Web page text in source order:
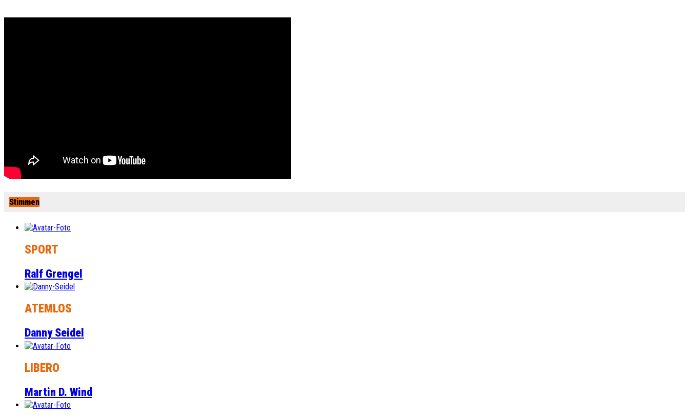
Stimmen
SPORT
Ralf Grengel
ATEMLOS
Danny Seidel
LIBERO
Martin D. Wind